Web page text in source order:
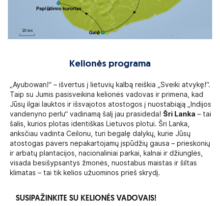
Kelionės programa
„Ayubowan!“ – išvertus į lietuvių kalbą reiškia „Sveiki atvykę!“.
Taip su Jumis pasisveikina kelionės vadovas ir primena, kad
Jūsų ilgai lauktos ir išsvajotos atostogos į nuostabiąją „Indijos
vandenyno perlu“ vadinamą šalį jau prasideda! Šri Lanka – tai
šalis, kurios plotas identiškas Lietuvos plotui. Šri Lanka,
anksčiau vadinta Ceilonu, turi begalę dalykų, kurie Jūsų
atostogas pavers nepakartojamų įspūdžių gausa – prieskonių
ir arbatų plantacijos, nacionaliniai parkai, kalnai ir džiunglės,
visada besišypsantys žmonės, nuostabus maistas ir šiltas
klimatas – tai tik kelios užuominos prieš skrydį.
SUSIPAŽINKITE SU KELIONĖS VADOVAIS!